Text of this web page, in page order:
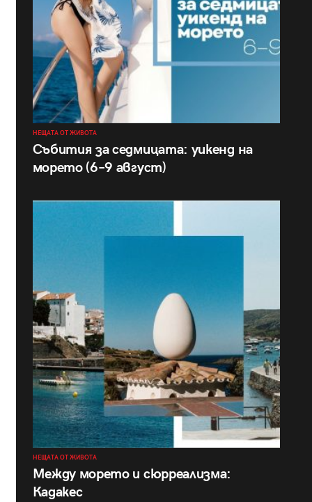
НЕЩАТА ОТ ЖИВОТА
Събития за седмицата: уикенд на
морето (6–9 август)
НЕЩАТА ОТ ЖИВОТА
Между морето и сюрреализма:
Кадакес